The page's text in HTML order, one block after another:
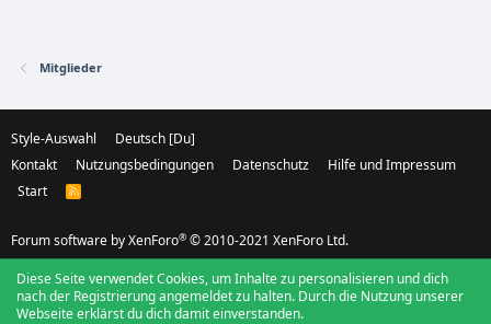
Mitglieder
Style-Auswahl
Deutsch [Du]
Kontakt
Nutzungsbedingungen Datenschutz
Hilfe und Impressum
Start
R
S
Forum software by XenForo® © 2010-2021 XenForo Ltd.
Diese Seite verwendet Cookies, um Inhalte zu personalisieren und dich
nach der Registrierung angemeldet zu halten. Durch die Nutzung unserer
Webseite erklärst du dich damit einverstanden.